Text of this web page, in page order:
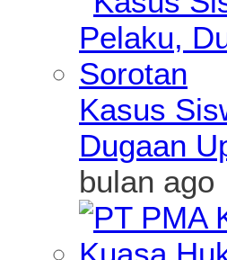
Kasus
Dugaan
bulan ago